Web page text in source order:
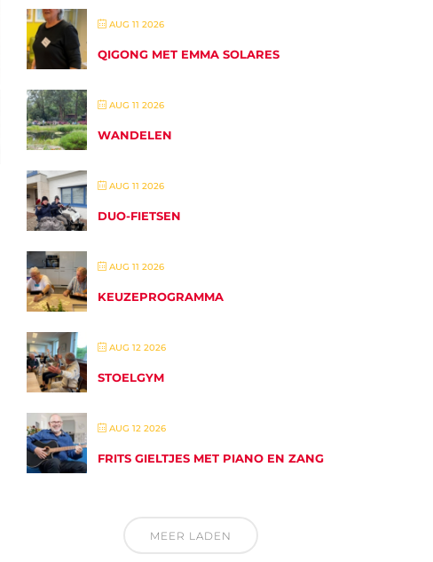
AUG 11 2026
QIGONG MET EMMA SOLARES
AUG 11 2026
WANDELEN
AUG 11 2026
DUO-FIETSEN
AUG 11 2026
KEUZEPROGRAMMA
AUG 12 2026
STOELGYM
AUG 12 2026
FRITS GIELTJES MET PIANO EN ZANG
MEER LADEN